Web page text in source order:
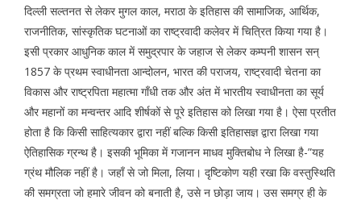
दिल्ली सल्तनत से लेकर मुगल काल, मराठा के इतिहास की सामाजिक, आर्थिक,
राजनीतिक, सांस्कृतिक घटनाओं का राष्ट्रवादी कलेवर में चित्रित किया गया है।
इसी प्रकार आधुनिक काल में समुद्रपार के जहाज से लेकर कम्पनी शासन सन्
1857 के प्रथम स्वाधीनता आन्दोलन, भारत की पराजय, राष्ट्रवादी चेतना का
विकास और राष्ट्रपिता महात्मा गाँधी तक और अंत में भारतीय स्वाधीनता का सूर्य
और महानों का मन्वन्तर आदि शीर्षकों से पूरे इतिहास को लिखा गया है। ऐसा प्रतीत
होता है कि किसी साहित्यकार द्वारा नहीं बल्कि किसी इतिहासज्ञ द्वारा लिखा गया
ऐतिहासिक ग्रन्थ है। इसकी भूमिका में गजानन माधव मुक्तिबोध ने लिखा है-”यह
ग्रंथ मौलिक नहीं है। जहाँ से जो मिला, लिया। दृष्टिकोण यही रखा कि वस्तुस्थिति
की समग्रता जो हमारे जीवन को बनाती है, उसे न छोड़ा जाय। उस समग्र ही के